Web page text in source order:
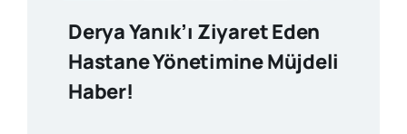
Derya Yanık’ı Ziyaret Eden
Hastane Yönetimine Müjdeli
Haber!